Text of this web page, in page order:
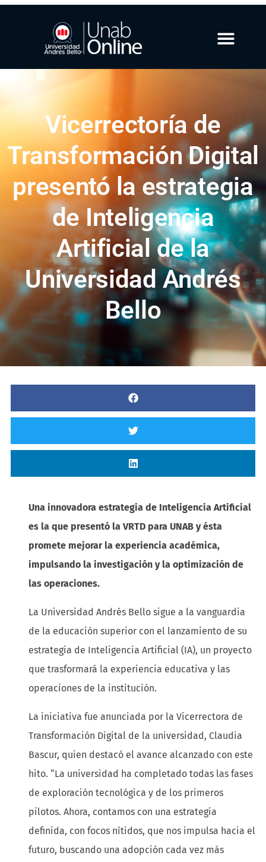
Vicerrectoría de
Transformación Digital
presentó la estrategia
de Inteligencia
Artificial de la
Universidad Andrés
Bello
Una innovadora estrategia de Inteligencia Artificial
es la que presentó la VRTD para UNAB y ésta
promete mejorar la experiencia académica,
impulsando la investigación y la optimización de
las operaciones.
La Universidad Andrés Bello sigue a la vanguardia
de la educación superior con el lanzamiento de su
estrategia de Inteligencia Artificial (IA), un proyecto
que trasformará la experiencia educativa y las
operaciones de la institución.
La iniciativa fue anunciada por la Vicerrectora de
Transformación Digital de la universidad, Claudia
Bascur, quien destacó el avance alcanzado con este
hito. “La universidad ha completado todas las fases
de exploración tecnológica y de los primeros
pilotos. Ahora, contamos con una estrategia
definida, con focos nítidos, que nos impulsa hacia el
futuro, buscando una adopción cada vez más